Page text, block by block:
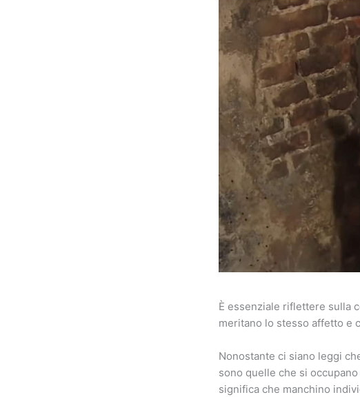
È essenziale riflettere sulla
meritano lo stesso affetto e
Nonostante ci siano leggi
sono quelle che si
significa che manchino